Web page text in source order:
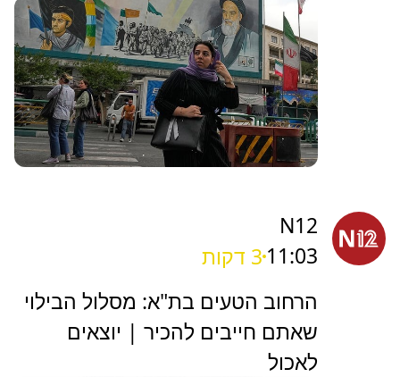
N12
11:03 3 דקות
הרחוב הטעים בת"א: מסלול הבילוי
שאתם חייבים להכיר | יוצאים
לאכול